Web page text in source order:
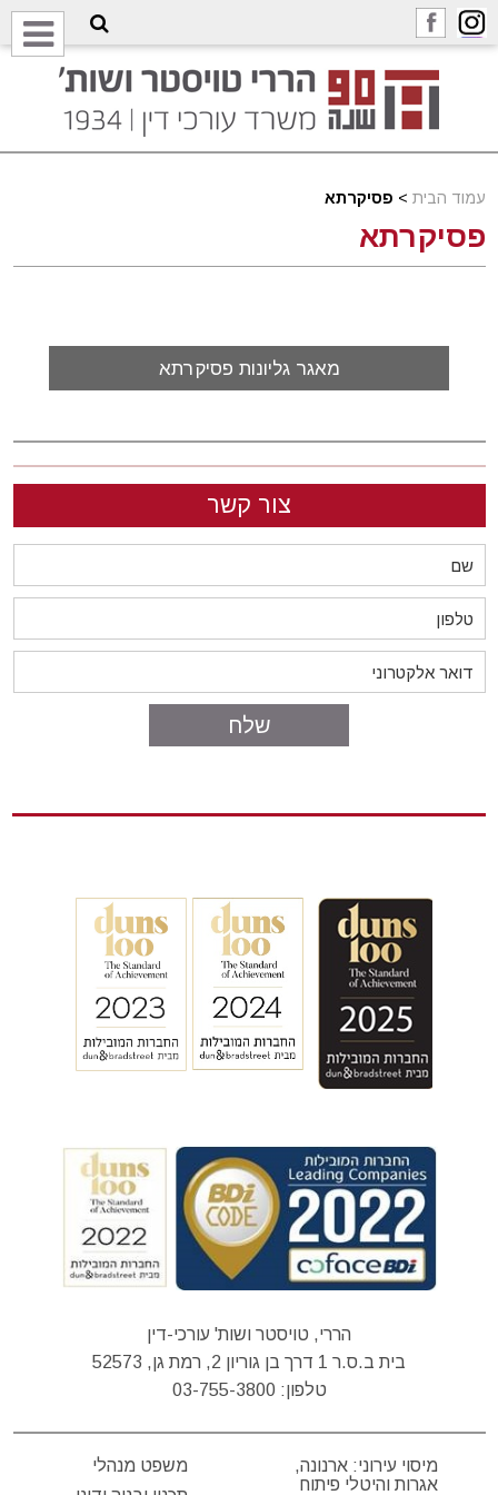
עמוד הבית > פסיקרתא
פסיקרתא
מאגר גליונות פסיקרתא
צור קשר
הררי, טויסטר ושות' עורכי-דין
בית ב.ס.ר 1 דרך בן גוריון 2, רמת גן, 52573
טלפון: 03-755-3800
מיסוי עירוני: ארנונה,
אגרות והיטלי פיתוח
משפט מנהלי